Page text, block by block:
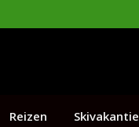
Reizen Skivakantie